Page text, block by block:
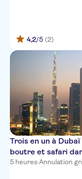
Omega Hotel
The Meydan
Armani Hotel
Avani Deira
Mama
Sofitel Dubai
4,2/5 (2)
Trois en un à
boutre et safari
5 heures·Annulation